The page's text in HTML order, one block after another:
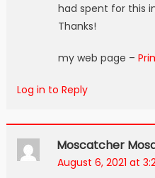
had spent for this
Thanks!
my web page –
Log in to Reply
Moscatcher
August 6, 2021 at